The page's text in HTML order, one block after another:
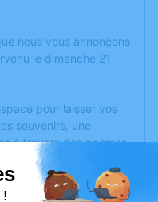
nous vous annonçons
le dimanche 21
pour laisser vos
souvenirs, une
à travers des poèmes
d'expression dédié à